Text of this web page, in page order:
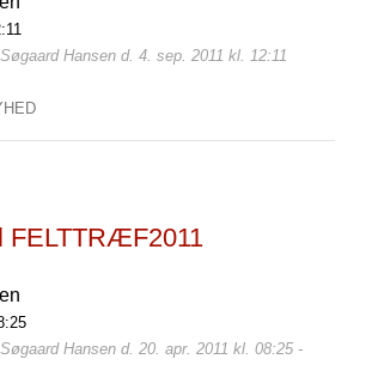
Hansen d. 4. sep. 2011 kl. 12:11
FELTTRÆF2011
Hansen d. 20. apr. 2011 kl. 08:25 -